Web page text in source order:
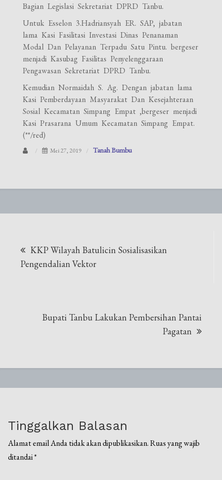
Bagian Legislasi Sekretariat DPRD Tanbu.
Untuk Esselon 3.Hadriansyah ER. SAP, jabatan
lama Kasi Fasilitasi Investasi Dinas Penanaman
Modal Dan Pelayanan Terpadu Satu Pintu. bergeser
menjadi Kasubag Fasilitas Penyelenggaraan
Pengawasan Sekretariat DPRD Tanbu.
Kemudian Normaidah S. Ag. Dengan jabatan lama
Kasi Pemberdayaan Masyarakat Dan Kesejahteraan
Sosial Kecamatan Simpang Empat ,bergeser menjadi
Kasi Prasarana Umum Kecamatan Simpang Empat.
(**/red)
Mei 27, 2019 Tanah Bumbu
pos
KKP Wilayah Batulicin Sosialisasikan
Pengendalian Vektor
Bupati Tanbu Lakukan Pembersihan Pantai
Pagatan
Tinggalkan Balasan
Alamat email Anda tidak akan dipublikasikan. Ruas yang wajib
ditandai*